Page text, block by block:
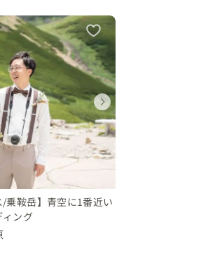
フォト
グ
万円
ィングフォト
円
ディングフォト
30 万円
/乗鞍岳】青空に1番近い
ング